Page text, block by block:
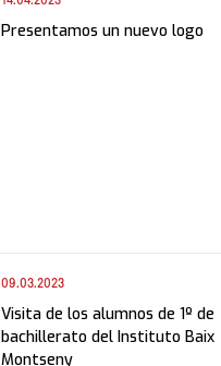
Presentamos un nuevo logo
09.03.2023
Visita de los alumnos de 1º de
bachillerato del Instituto Baix
Montseny